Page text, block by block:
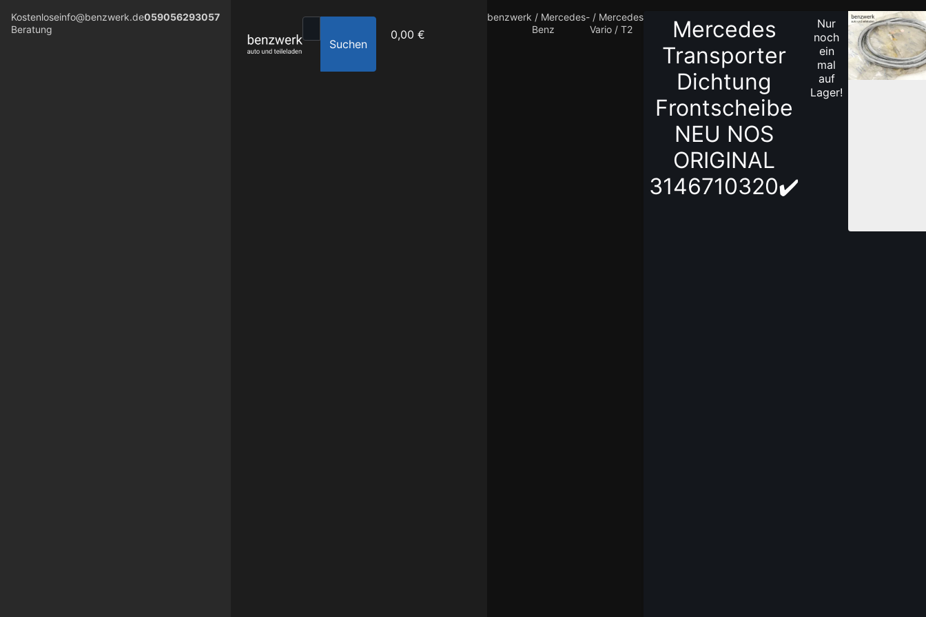
Kostenlose
Beratung
info@benzwerk.de059056293057
Suchen
0,00 €
benzwerk / Mercedes-
Benz
/ Mercedes
Vario / T2
Mercedes
Transporter
Dichtung
Frontscheibe
NEU NOS
ORIGINAL
3146710320✔️
Nur
noch
ein
mal
auf
Lager!
1
/
2